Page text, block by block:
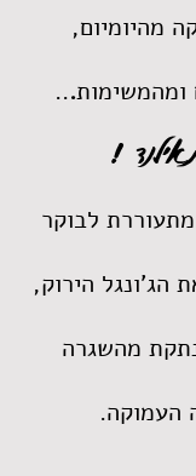
מהיומיום,
ומהמשימות.
.
.
!
מתעוררת לבוקר
הג'ונגל הירוק,
מהשגרה
העמוקה.